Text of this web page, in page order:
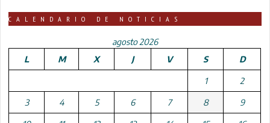
CALENDARIO DE NOTICIAS
agosto 2026
L
M X J V S D
1 2
3 4 5 6 7 8 9